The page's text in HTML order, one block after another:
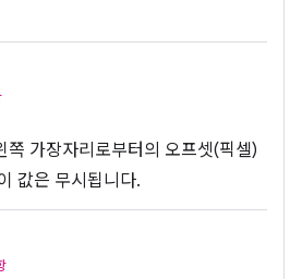
쪽 가장자리로부터의 오프셋(픽셀)
값은 무시됩니다.